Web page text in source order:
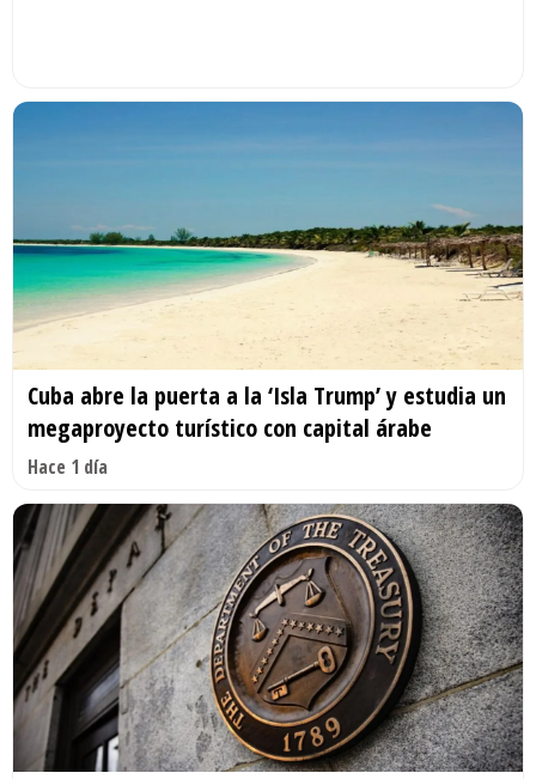
Cuba abre la puerta a la ‘Isla Trump’ y estudia un
megaproyecto turístico con capital árabe
Hace 1 día